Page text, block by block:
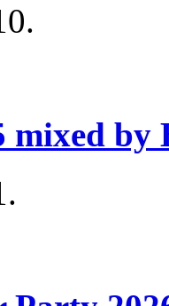
mixed by